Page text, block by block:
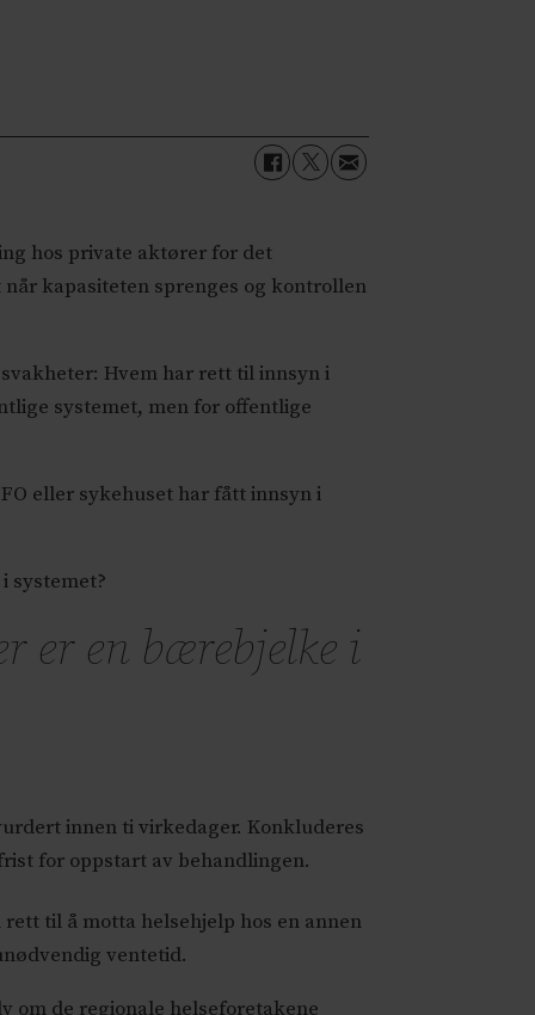
hos private aktører for det
kapasiteten sprenges og kontrollen
Hvem har rett til innsyn i
systemet, men for offentlige
eller sykehuset har fått innsyn i
systemet?
er en bærebjelke i
innen ti virkedager. Konkluderes
for oppstart av behandlingen.
til å motta helsehjelp hos en annen
ventetid.
de regionale helseforetakene